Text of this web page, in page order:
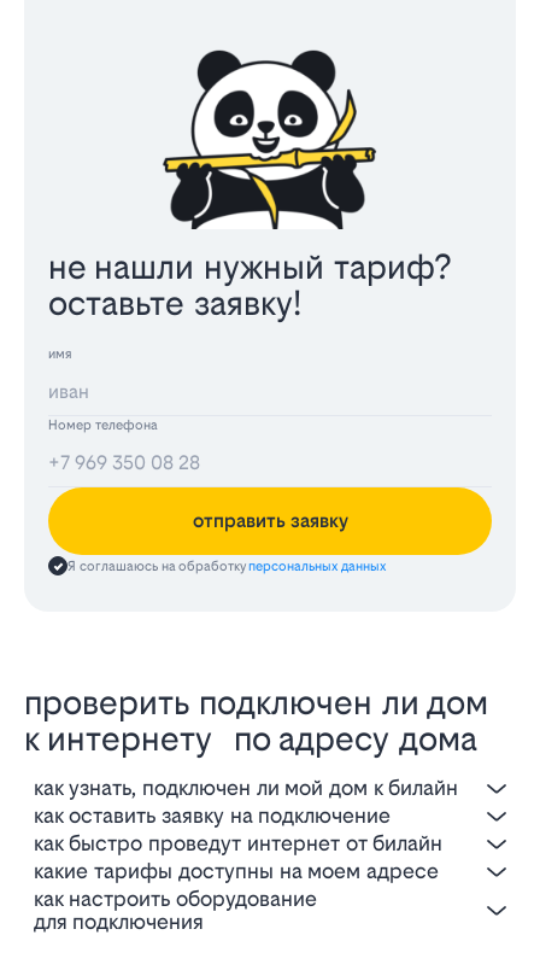
не нашли нужный тариф?
оставьте заявку!
имя
Номер телефона
отправить заявку
Я соглашаюсь на обработкуперсональных данных
проверить подключен ли дом
к интернету по адресу дома
как узнать, подключен ли мой дом к билайн
как оставить заявку на подключение
как быстро проведут интернет от билайн
какие тарифы доступны на моем адресе
как настроить оборудование
для подключения